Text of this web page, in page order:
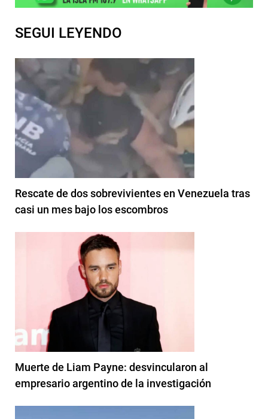
SEGUI LEYENDO
Rescate de dos sobrevivientes en Venezuela tras
casi un mes bajo los escombros
Muerte de Liam Payne: desvincularon al
empresario argentino de la investigación